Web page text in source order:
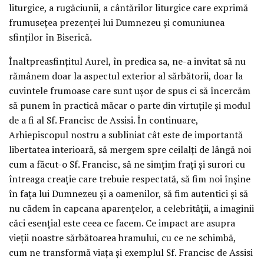
liturgice, a rugăciunii, a cântărilor liturgice care exprimă
frumusețea prezenței lui Dumnezeu și comuniunea
sfinților în Biserică.
Înaltpreasfințitul Aurel, în predica sa, ne-a invitat să nu
rămânem doar la aspectul exterior al sărbătorii, doar la
cuvintele frumoase care sunt ușor de spus ci să încercăm
să punem în practică măcar o parte din virtuțile și modul
de a fi al Sf. Francisc de Assisi. În continuare,
Arhiepiscopul nostru a subliniat cât este de importantă
libertatea interioară, să mergem spre ceilalți de lângă noi
cum a făcut-o Sf. Francisc, să ne simțim frați și surori cu
întreaga creație care trebuie respectată, să fim noi înșine
în fața lui Dumnezeu și a oamenilor, să fim autentici și să
nu cădem în capcana aparențelor, a celebrității, a imaginii
căci esențial este ceea ce facem. Ce impact are asupra
vieții noastre sărbătoarea hramului, cu ce ne schimbă,
cum ne transformă viața și exemplul Sf. Francisc de Assisi